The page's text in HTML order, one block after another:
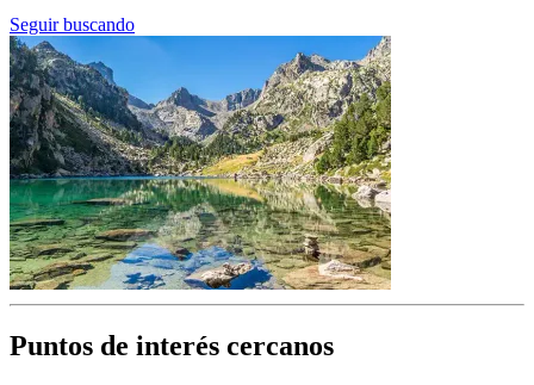
Seguir buscando
Puntos de interés cercanos